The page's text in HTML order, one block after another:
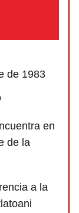
de 1983
en
de la
a la